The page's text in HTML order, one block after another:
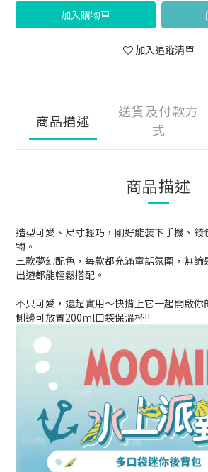
加入購物車
加入追蹤清單
商品描述
送貨及付款方
式
商品描述
造型可愛、尺寸輕巧，剛好能裝下手機、錢
物。
三款夢幻配色，每款都充滿童話氛圍，無論
出遊都能輕鬆搭配。
不只可愛，還超實用～快揹上它一起開啟你
側邊可放置200ml口袋保溫杯!!